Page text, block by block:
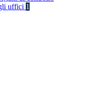
uffici 1